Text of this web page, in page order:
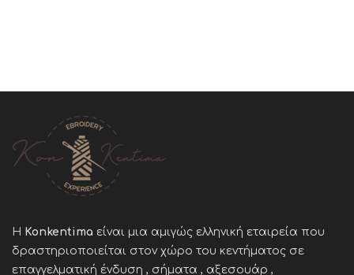
Η Konkentima είναι μια αμιγώς ελληνική εταιρεία που
δραστηριοποιείται στον χώρο του κεντήματος σε
επαγγελματική ένδυση , σήματα , αξεσουάρ ,